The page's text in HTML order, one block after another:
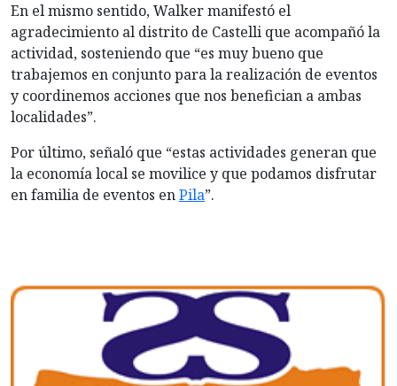
En el mismo sentido, Walker manifestó el
agradecimiento al distrito de Castelli que acompañó la
actividad, sosteniendo que “es muy bueno que
trabajemos en conjunto para la realización de eventos
y coordinemos acciones que nos benefician a ambas
localidades”.
Por último, señaló que “estas actividades generan que
la economía local se movilice y que podamos disfrutar
en familia de eventos enPila”.